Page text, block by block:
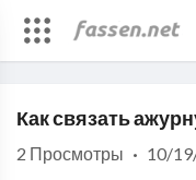
Download File: https://
Как связать
2 Просмотры · 10/